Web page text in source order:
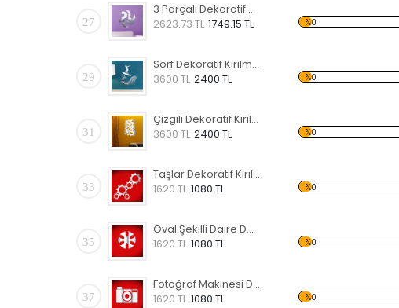
27
3 Parçalı Dekoratif Kırılmaz Ayna
2623.73 TL 1749.15 TL %0
29
Sörf Dekoratif Kırılmaz Ayna
3600 TL 2400 TL %0
31
Çizgili Dekoratif Kırılmaz Ayna
3600 TL 2400 TL %0
33
Taşlar Dekoratif Kırılmaz Ayna
1620 TL 1080 TL %0
35
Oval Şekilli Daire Dekoratif Kırılmaz Ayna
1620 TL 1080 TL %0
37
Fotoğraf Makinesi Dekoratif Kırılmaz Ayna
1620 TL 1080 TL %0